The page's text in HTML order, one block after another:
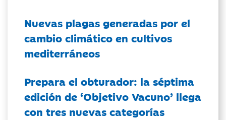
Nuevas plagas generadas por el
cambio climático en cultivos
mediterráneos
Prepara el obturador: la séptima
edición de ‘Objetivo Vacuno’ llega
con tres nuevas categorías